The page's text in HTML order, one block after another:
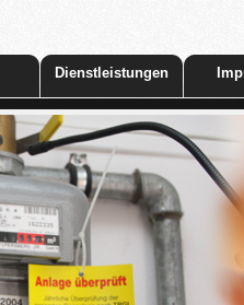
Dienstleistungen